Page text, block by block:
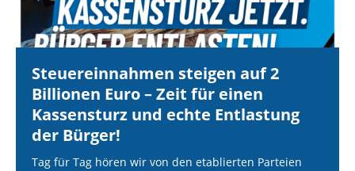
Steuereinnahmen steigen auf 2
Billionen Euro – Zeit für einen
Kassensturz und echte Entlastung
der Bürger!
Tag für Tag hören wir von den etablierten Parteien